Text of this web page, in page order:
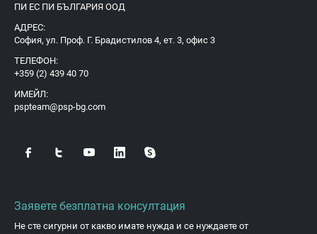
ПИ ЕС ПИ БЪЛГАРИЯ ООД
АДРЕС:
София, ул. Проф. Г. Брадистилов 4, ет. 3, офис 3
ТЕЛЕФОН:
+359 (2) 439 40 70
ИМЕЙЛ:
pspteam@psp-bg.com
Заявете безплатна консултация
Не сте сигурни от какво имате нужда и се нуждаете от